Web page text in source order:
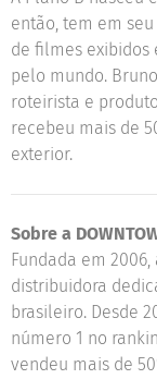
então, tem em
de filmes exibidos
pelo mundo.
roteirista e
recebeu mais de
exterior.
Sobre a
Fundada em
distribuidora
brasileiro. Desde
número 1 no
vendeu mais de